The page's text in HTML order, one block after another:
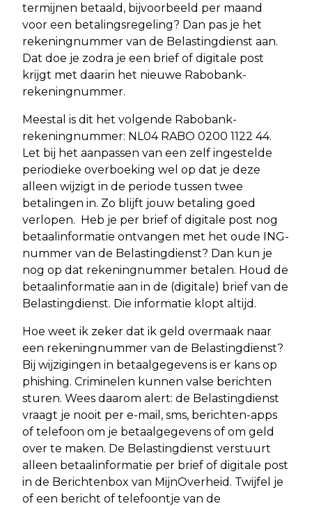
termijnen betaald, bijvoorbeeld per maand
voor een betalingsregeling? Dan pas je het
rekeningnummer van de Belastingdienst aan.
Dat doe je zodra je een brief of digitale post
krijgt met daarin het nieuwe Rabobank-
rekeningnummer.
Meestal is dit het volgende Rabobank-
rekeningnummer: NL04 RABO 0200 1122 44.
Let bij het aanpassen van een zelf ingestelde
periodieke overboeking wel op dat je deze
alleen wijzigt in de periode tussen twee
betalingen in. Zo blijft jouw betaling goed
verlopen. Heb je per brief of digitale post nog
betaalinformatie ontvangen met het oude ING-
nummer van de Belastingdienst? Dan kun je
nog op dat rekeningnummer betalen. Houd de
betaalinformatie aan in de (digitale) brief van de
Belastingdienst. Die informatie klopt altijd.
Hoe weet ik zeker dat ik geld overmaak naar
een rekeningnummer van de Belastingdienst?
Bij wijzigingen in betaalgegevens is er kans op
phishing. Criminelen kunnen valse berichten
sturen. Wees daarom alert: de Belastingdienst
vraagt je nooit per e-mail, sms, berichten-apps
of telefoon om je betaalgegevens of om geld
over te maken. De Belastingdienst verstuurt
alleen betaalinformatie per brief of digitale post
in de Berichtenbox van MijnOverheid. Twijfel je
of een bericht of telefoontje van de